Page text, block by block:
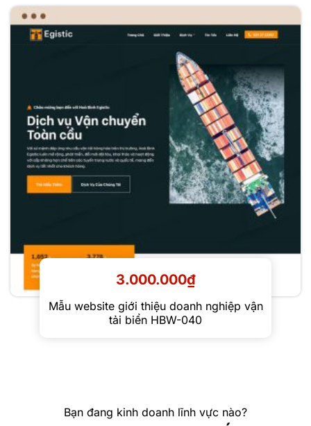
Mẫu website giới thiệu doanh nghiệp vận
tải biển HBW-040
3.000.000₫
Bạn đang kinh doanh lĩnh vực nào?